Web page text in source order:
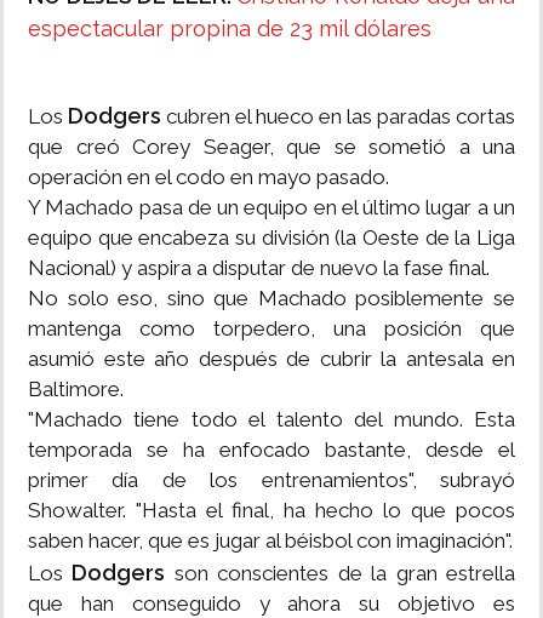
espectacular propina de 23 mil dólares
Los Dodgers cubren el hueco en las paradas cortas
que creó Corey Seager, que se sometió a una
operación en el codo en mayo pasado.
Y Machado pasa de un equipo en el último lugar a un
equipo que encabeza su división (la Oeste de la Liga
Nacional) y aspira a disputar de nuevo la fase final.
No solo eso, sino que Machado posiblemente se
mantenga como torpedero, una posición que
asumió este año después de cubrir la antesala en
Baltimore.
"Machado tiene todo el talento del mundo. Esta
temporada se ha enfocado bastante, desde el
primer día de los entrenamientos", subrayó
Showalter. "Hasta el final, ha hecho lo que pocos
saben hacer, que es jugar al béisbol con imaginación".
Los Dodgers son conscientes de la gran estrella
que han conseguido y ahora su objetivo es